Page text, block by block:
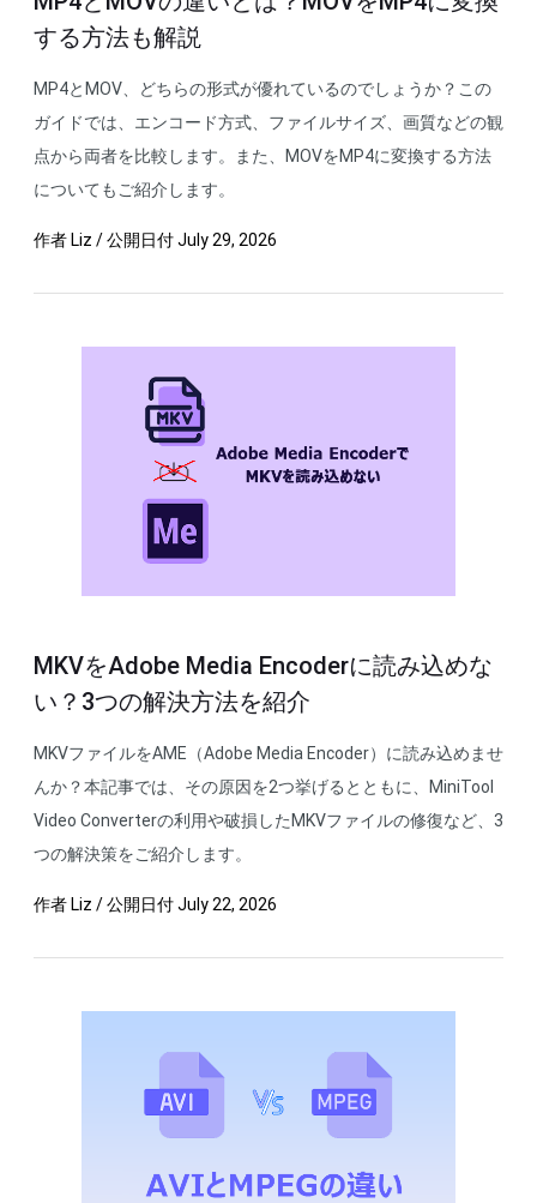
する方法も解説
MP4とMOV、どちらの形式が優れているのでしょうか？この
ガイドでは、エンコード方式、ファイルサイズ、画質などの観
点から両者を比較します。また、MOVをMP4に変換する方法
についてもご紹介します。
作者 Liz /公開日付July 29, 2026
MKVをAdobe Media Encoderに読み込めな
い？3つの解決方法を紹介
MKVファイルをAME（Adobe Media Encoder）に読み込めませ
んか？本記事では、その原因を2つ挙げるとともに、MiniTool
Video Converterの利用や破損したMKVファイルの修復など、3
つの解決策をご紹介します。
作者 Liz /公開日付July 22, 2026